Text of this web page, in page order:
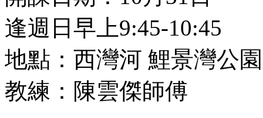
逢週日早上9:45-10:45
地點：西灣河 鯉景灣公園
教練：陳雲傑師傅